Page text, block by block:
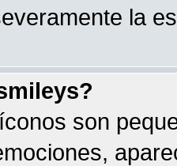
la
son